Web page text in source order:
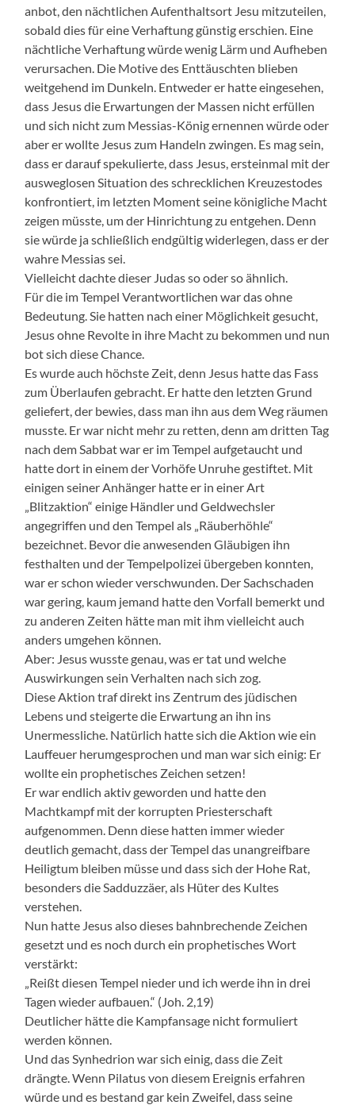
anbot, den nächtlichen Aufenthaltsort Jesu mitzuteilen,
sobald dies für eine Verhaftung günstig erschien. Eine
nächtliche Verhaftung würde wenig Lärm und Aufheben
verursachen. Die Motive des Enttäuschten blieben
weitgehend im Dunkeln. Entweder er hatte eingesehen,
dass Jesus die Erwartungen der Massen nicht erfüllen
und sich nicht zum Messias-König ernennen würde oder
aber er wollte Jesus zum Handeln zwingen. Es mag sein,
dass er darauf spekulierte, dass Jesus, ersteinmal mit der
ausweglosen Situation des schrecklichen Kreuzestodes
konfrontiert, im letzten Moment seine königliche Macht
zeigen müsste, um der Hinrichtung zu entgehen. Denn
sie würde ja schließlich endgültig widerlegen, dass er der
wahre Messias sei.
Vielleicht dachte dieser Judas so oder so ähnlich.
Für die im Tempel Verantwortlichen war das ohne
Bedeutung. Sie hatten nach einer Möglichkeit gesucht,
Jesus ohne Revolte in ihre Macht zu bekommen und nun
bot sich diese Chance.
Es wurde auch höchste Zeit, denn Jesus hatte das Fass
zum Überlaufen gebracht. Er hatte den letzten Grund
geliefert, der bewies, dass man ihn aus dem Weg räumen
musste. Er war nicht mehr zu retten, denn am dritten Tag
nach dem Sabbat war er im Tempel aufgetaucht und
hatte dort in einem der Vorhöfe Unruhe gestiftet. Mit
einigen seiner Anhänger hatte er in einer Art
„Blitzaktion“ einige Händler und Geldwechsler
angegriffen und den Tempel als „Räuberhöhle“
bezeichnet. Bevor die anwesenden Gläubigen ihn
festhalten und der Tempelpolizei übergeben konnten,
war er schon wieder verschwunden. Der Sachschaden
war gering, kaum jemand hatte den Vorfall bemerkt und
zu anderen Zeiten hätte man mit ihm vielleicht auch
anders umgehen können.
Aber: Jesus wusste genau, was er tat und welche
Auswirkungen sein Verhalten nach sich zog.
Diese Aktion traf direkt ins Zentrum des jüdischen
Lebens und steigerte die Erwartung an ihn ins
Unermessliche. Natürlich hatte sich die Aktion wie ein
Lauffeuer herumgesprochen und man war sich einig: Er
wollte ein prophetisches Zeichen setzen!
Er war endlich aktiv geworden und hatte den
Machtkampf mit der korrupten Priesterschaft
aufgenommen. Denn diese hatten immer wieder
deutlich gemacht, dass der Tempel das unangreifbare
Heiligtum bleiben müsse und dass sich der Hohe Rat,
besonders die Sadduzzäer, als Hüter des Kultes
verstehen.
Nun hatte Jesus also dieses bahnbrechende Zeichen
gesetzt und es noch durch ein prophetisches Wort
verstärkt:
„Reißt diesen Tempel nieder und ich werde ihn in drei
Tagen wieder aufbauen.“ (Joh. 2,19)
Deutlicher hätte die Kampfansage nicht formuliert
werden können.
Und das Synhedrion war sich einig, dass die Zeit
drängte. Wenn Pilatus von diesem Ereignis erfahren
würde und es bestand gar kein Zweifel, dass seine